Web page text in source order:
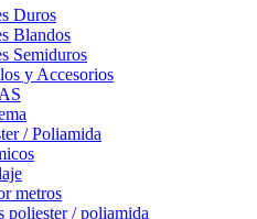
Duros
Blandos
Semiduros
y Accesorios
/ Poliamida
metros
poliester / poliamida